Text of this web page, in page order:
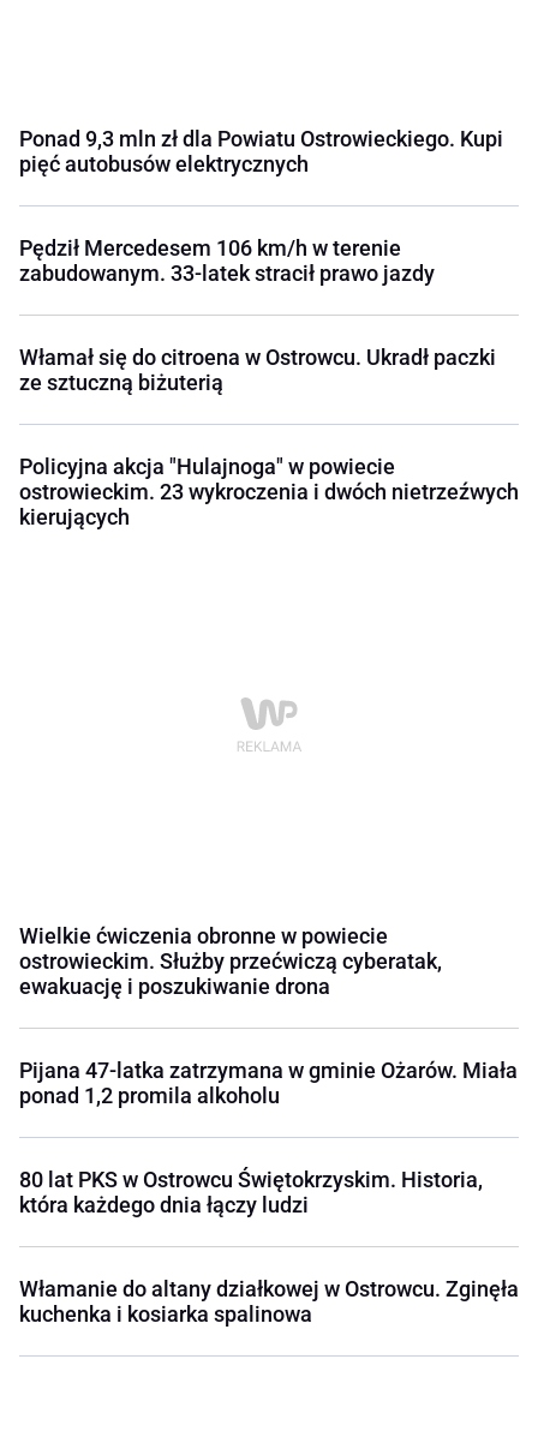
Ponad 9,3 mln zł dla Powiatu Ostrowieckiego. Kupi
pięć autobusów elektrycznych
Pędził Mercedesem 106 km/h w terenie
zabudowanym. 33-latek stracił prawo jazdy
Włamał się do citroena w Ostrowcu. Ukradł paczki
ze sztuczną biżuterią
Policyjna akcja "Hulajnoga" w powiecie
ostrowieckim. 23 wykroczenia i dwóch nietrzeźwych
kierujących
Wielkie ćwiczenia obronne w powiecie
ostrowieckim. Służby przećwiczą cyberatak,
ewakuację i poszukiwanie drona
Pijana 47-latka zatrzymana w gminie Ożarów. Miała
ponad 1,2 promila alkoholu
80 lat PKS w Ostrowcu Świętokrzyskim. Historia,
która każdego dnia łączy ludzi
Włamanie do altany działkowej w Ostrowcu. Zginęła
kuchenka i kosiarka spalinowa